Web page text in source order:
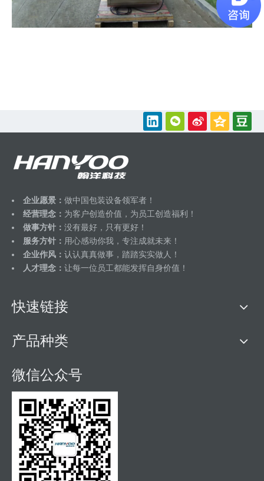
企业愿景： 做中国包装设备领军者！
经营理念： 为客户创造价值，为员工创造福利！
做事方针： 没有最好，只有更好！
服务方针： 用心感动你我，专注成就未来！
企业作风： 认认真真做事，踏踏实实做人！
人才理念： 让每一位员工都能发挥自身价值！
快速链接
产品种类
微信公众号